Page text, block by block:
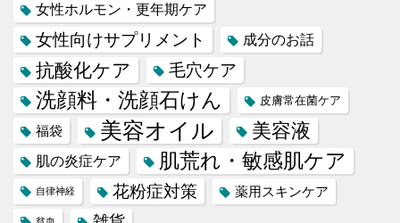
女性ホルモン・更年期ケア
女性向けサプリメント 成分のお話
抗酸化ケア 毛穴ケア
洗顔料・洗顔石けん 皮膚常在菌ケア
福袋 美容オイル 美容液
肌の炎症ケア 肌荒れ・敏感肌ケア
自律神経 花粉症対策 薬用スキンケア